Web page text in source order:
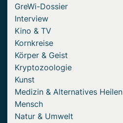
GreWi-Dossier
Interview
Kino & TV
Kornkreise
Körper & Geist
Kryptozoologie
Kunst
Medizin & Alternatives Heilen
Mensch
Natur & Umwelt